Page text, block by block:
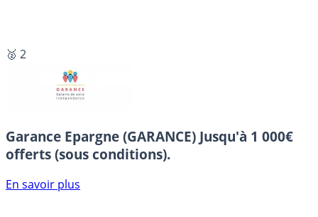
🥈 2
Garance Epargne (GARANCE) Jusqu'à 1 000€
offerts (sous conditions).
En savoir plus